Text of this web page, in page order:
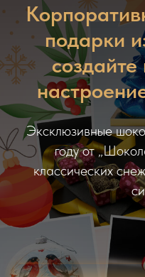
подарки
Эксклюзивные
году от
классических